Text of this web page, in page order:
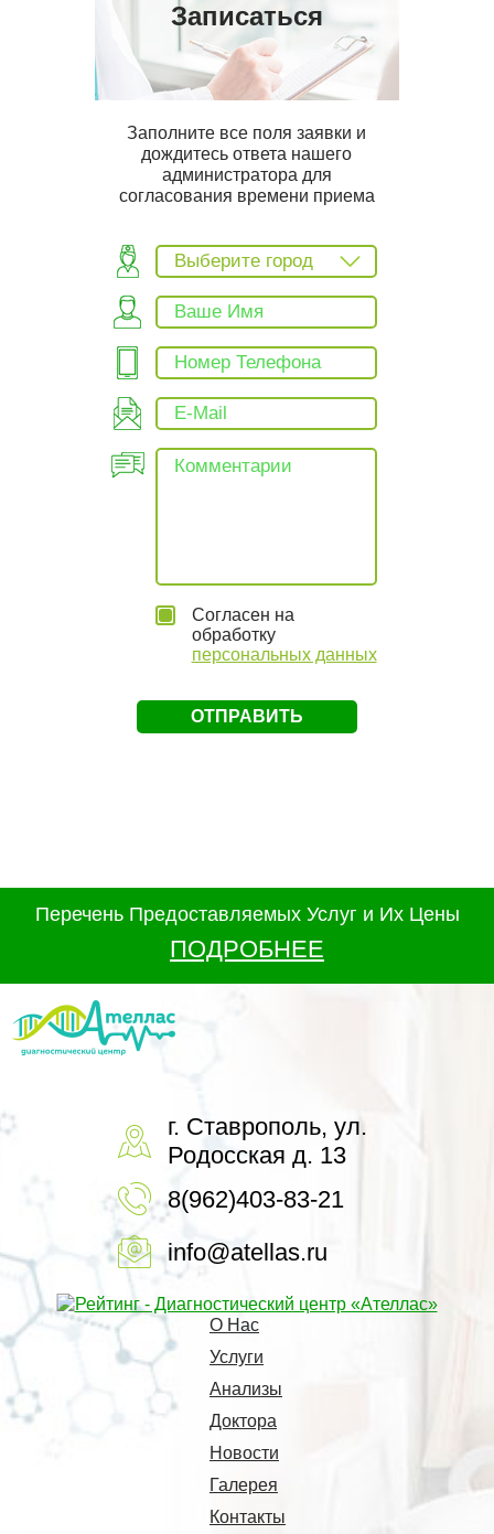
Записаться
Заполните все поля заявки и
дождитесь ответа нашего
администратора для
согласования времени приема
Выберите город
Согласен на
обработку
персональных данных
Перечень Предоставляемых Услуг и Их Цены
ПОДРОБНЕЕ
г. Ставрополь, ул.
Родосская д. 13
8(962)403-83-21
info@atellas.ru
О Нас
Услуги
Анализы
Доктора
Новости
Галерея
Контакты